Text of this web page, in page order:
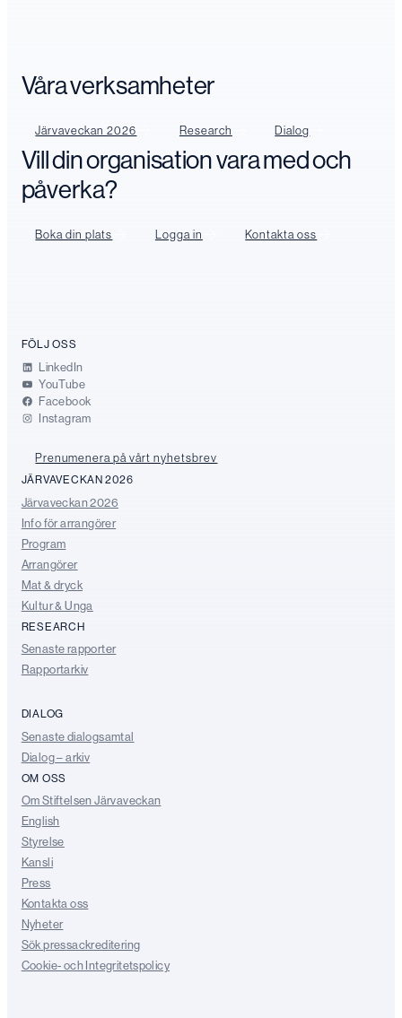
Våra verksamheter
Järvaveckan 2026 Research Dialog
Vill din organisation vara med och
påverka?
Boka din plats Logga in Kontakta oss
FÖLJ OSS
LinkedIn
YouTube
Facebook
Instagram
Prenumenera på vårt nyhetsbrev
JÄRVAVECKAN 2026
Järvaveckan 2026
Info för arrangörer
Program
Arrangörer
Mat & dryck
Kultur & Unga
RESEARCH
Senaste rapporter
Rapportarkiv
DIALOG
Senaste dialogsamtal
Dialog – arkiv
OM OSS
Om Stiftelsen Järvaveckan
English
Styrelse
Kansli
Press
Kontakta oss
Nyheter
Sök pressackreditering
Cookie- och Integritetspolicy